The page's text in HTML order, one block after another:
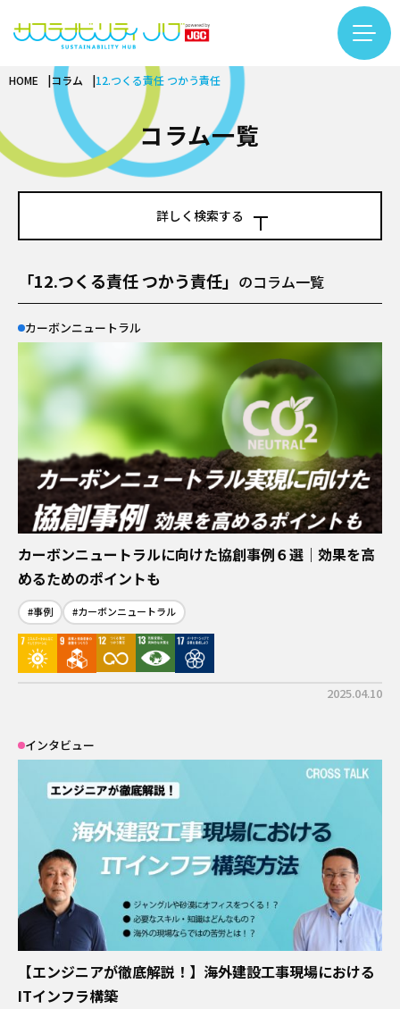
コラム一覧
カーボンニュートラル
基礎知識
バイオ
バイオものづくり
バイオエネルギー
サーキュラーエコノミー
繊維リサイクル
テクノロジー
安全
プロジェクトマネジメント
インタビュー
テクノロジー
カーボンニュートラル
バイオ
サーキュラーエコノミー
働き方
わたしの仕事と日常
サステナビリティ推進
企業
用語集
わたしたちについて
関連サイト
事業サイト｜
メールマガジン登録
資料一覧
OFFICIAL SNS
運営会社 プライバシーポリシー
フリーワード検索
#カーボンニュートラル
#サーキュラーエコノミー
#サステナビリティ入門
#するーぷ
#バイオマス
#バイオものづくり
#事例
#企業×サステナビリティ
#佐久本太一シリーズ
#再生可能エネルギー
#日揮グループの紹介
#繊維リサイクル
#身近なサステナビリティ
コラム一覧
詳しく検索する
フリーワード
カテゴリー
カーボンニュートラル バイオ
サーキュラーエコノミー テクノロジー
インタビュー サステナビリティ推進
キーワード
#するーぷ #サステナビリティ入門
#エキスパート #身近なサステナビリティ
#事例 #佐久本太一シリーズ
#企業×サステナビリティ #働き方
#再生可能エネルギー
#LNG #サーキュラーエコノミー
SDGs
「12.つくる責任 つかう責任」 のコラム一覧
カーボンニュートラル
カーボンニュートラルに向けた協創事例６選｜効果を高
めるためのポイントも
#事例 #カーボンニュートラル
2025.04.10
インタビュー
【エンジニアが徹底解説！】海外建設工事現場における
ITインフラ構築
HOME コラム 12.つくる責任 つかう責任